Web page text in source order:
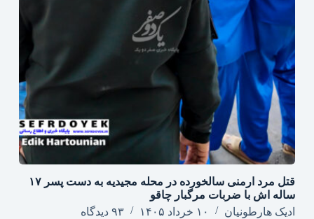
قتل مرد ارمنی سالخورده در محله مجیدیه به دست پسر ۱۷
ساله اش با ضربات مرگبار چاقو
ادیک هارطونیان
۱۰ خرداد ۱۴۰۵ ۹۳ دیدگاه